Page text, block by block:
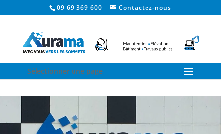
09 69 369 600 Contactez-nous
Sélectionner une page